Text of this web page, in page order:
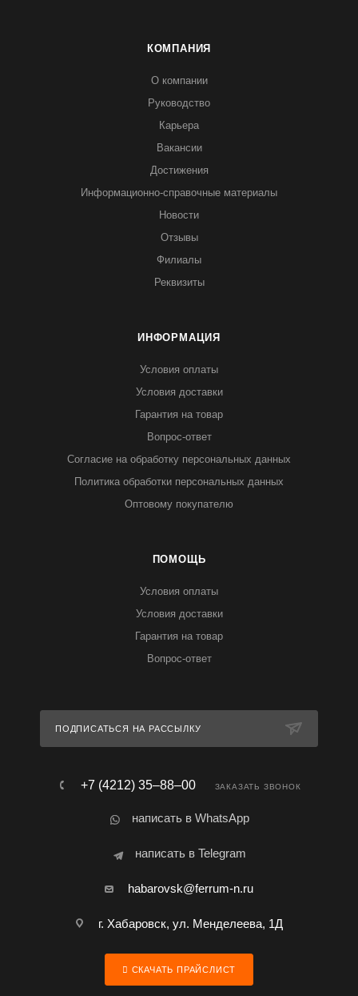
КОМПАНИЯ
О компании
Руководство
Карьера
Вакансии
Достижения
Информационно-справочные материалы
Новости
Отзывы
Филиалы
Реквизиты
ИНФОРМАЦИЯ
Условия оплаты
Условия доставки
Гарантия на товар
Вопрос-ответ
Согласие на обработку персональных данных
Политика обработки персональных данных
Оптовому покупателю
ПОМОЩЬ
Условия оплаты
Условия доставки
Гарантия на товар
Вопрос-ответ
ПОДПИСАТЬСЯ НА РАССЫЛКУ
+7 (4212) 35‒88‒00 ЗАКАЗАТЬ ЗВОНОК
написать в WhatsApp
написать в Telegram
habarovsk@ferrum-n.ru
г. Хабаровск, ул. Менделеева, 1Д
СКАЧАТЬ ПРАЙСЛИСТ